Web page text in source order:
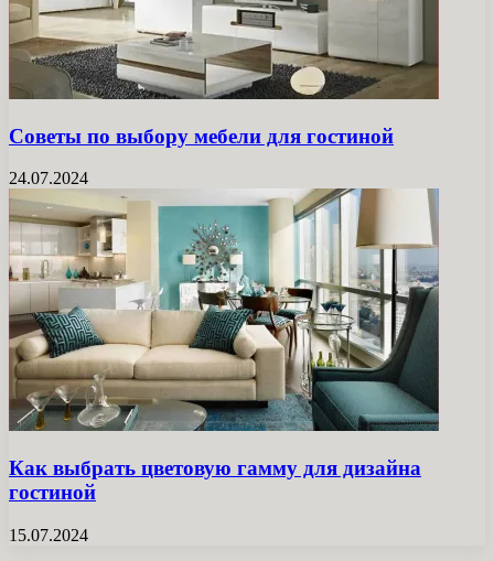
Советы по выбору мебели для гостиной
24.07.2024
Как выбрать цветовую гамму для дизайна
гостиной
15.07.2024